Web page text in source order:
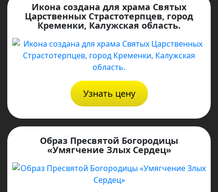
Икона создана для храма Святых
Царственных Страстотерпцев, город
Кременки, Калужская область.
Узнать цену
Образ Пресвятой Богородицы
«Умягчение Злых Сердец»